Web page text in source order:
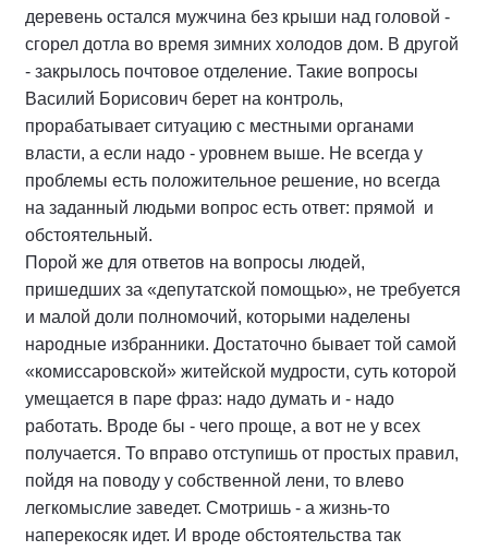
деревень остался мужчина без крыши над головой -
сгорел дотла во время зимних холодов дом. В другой
- закрылось почтовое отделение. Такие вопросы
Василий Борисович берет на контроль,
прорабатывает ситуацию с местными органами
власти, а если надо - уровнем выше. Не всегда у
проблемы есть положительное решение, но всегда
на заданный людьми вопрос есть ответ: прямой и
обстоятельный.
Порой же для ответов на вопросы людей,
пришедших за «депутатской помощью», не требуется
и малой доли полномочий, которыми наделены
народные избранники. Достаточно бывает той самой
«комиссаровской» житейской мудрости, суть которой
умещается в паре фраз: надо думать и - надо
работать. Вроде бы - чего проще, а вот не у всех
получается. То вправо отступишь от простых правил,
пойдя на поводу у собственной лени, то влево
легкомыслие заведет. Смотришь - а жизнь-то
наперекосяк идет. И вроде обстоятельства так